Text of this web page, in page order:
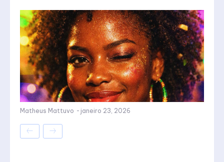
Matheus Mattuvo - janeiro 23, 2026